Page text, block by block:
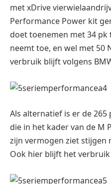
met xDrive
Performance Power kit
doet toenemen met 34
neemt toe, en wel met 50
verbruik blijft volgens
Als alternatief is er de 265
die in het kader van de M
zijn vermogen ziet stijgen
Ook hier blijft het